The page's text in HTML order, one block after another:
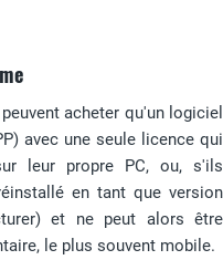
acheter qu'un logiciel
avec une seule licence qui
leur propre PC, ou, s'ils
en tant que version
et ne peut alors être
le plus souvent mobile.